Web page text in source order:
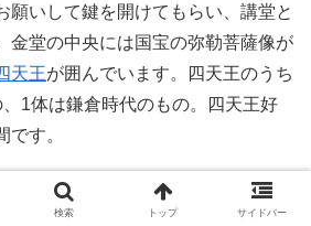
願いして鍵を開けてもらい、講堂と
金堂の中央には国宝の弥勒菩薩像が
天王が囲んでいます。四天王のうち
1体は鎌倉時代のもの。四天王好
です。
代から残る国宝の西塔と東塔を見に
検索 トップ サイドバー